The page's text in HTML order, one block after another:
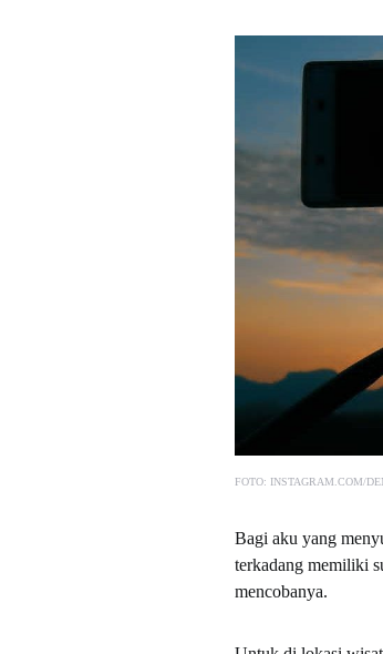
FOTO: INSTAGRAM.COM/
Bagi aku yang
terkadang memiliki
mencobanya.